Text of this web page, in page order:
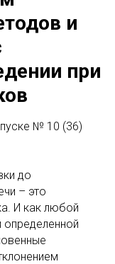
и
при
№ 10 (36)
до
– это
И как любой
определенной